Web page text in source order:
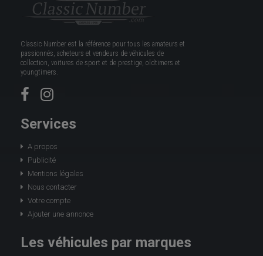
Classic Number est la référence pour tous les amateurs et
passionnés, acheteurs et vendeurs de véhicules de
collection, voitures de sport et de prestige, oldtimers et
youngtimers.
Services
A propos
Publicité
Mentions légales
Nous contacter
Votre compte
Ajouter une annonce
Les véhicules par marques